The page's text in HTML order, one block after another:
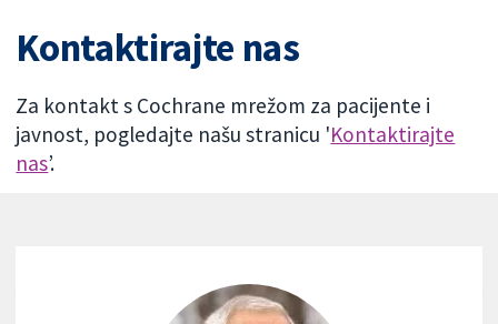
Kontaktirajte nas
Za kontakt s Cochrane mrežom za pacijente i
javnost, pogledajte našu stranicu 'Kontaktirajte
nas’.